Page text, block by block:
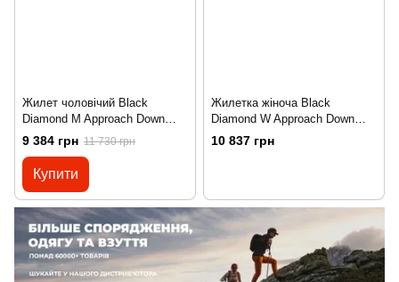
Жилет чоловічий Black
Diamond M Approach Down
Vest, Granite, S (BD
7461831007SML1)
9 384 грн 11 730 грн
Купити
Жилетка жіноча Black
Diamond W Approach Down
Vest, Black, XS (BD
7461840002XSM1)
10 837 грн